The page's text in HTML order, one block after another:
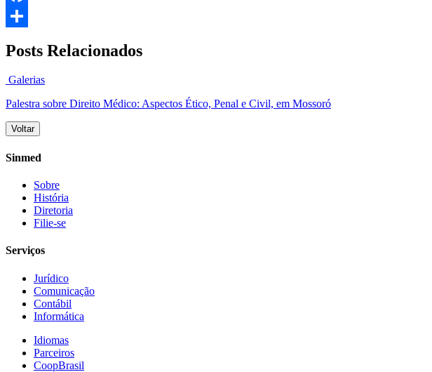
Facebook
Posts Relacionados
Galerias
Palestra sobre Direito Médico: Aspectos Ético, Penal e Civil, em Mossoró
Voltar
Sinmed
Sobre
História
Diretoria
Filie-se
Serviços
Jurídico
Comunicação
Contábil
Informática
Idiomas
Parceiros
CoopBrasil